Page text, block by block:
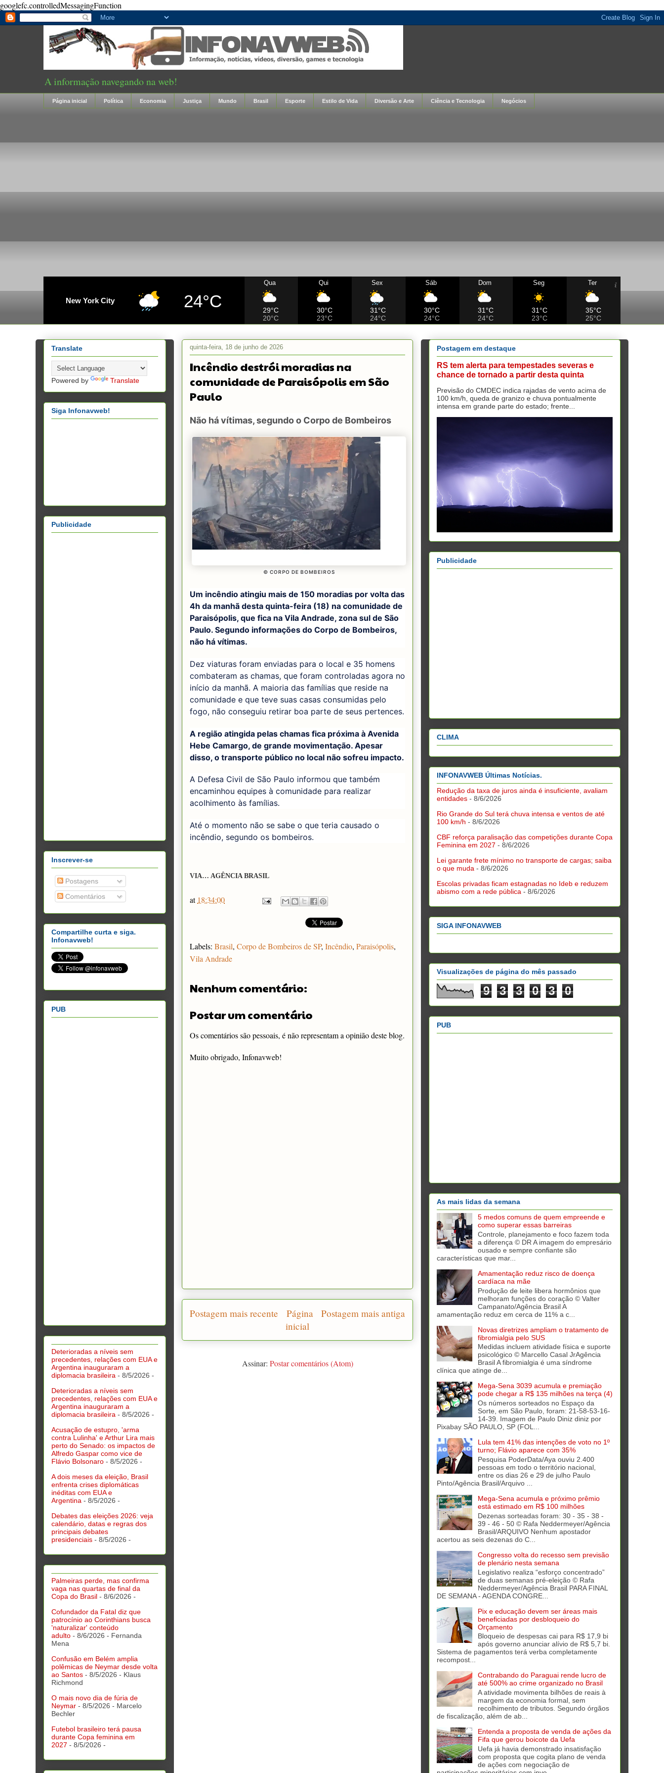
googlefc.controlledMessagingFunction
A informação navegando na web!
Página inicial Política Economia Justiça Mundo Brasil Esporte Estilo de Vida Diversão e Arte Ciência e Tecnologia Negócios
New York City 24°C
Qua
29°C
20°C
Qui
30°C
23°C
Sex
31°C
24°C
Sáb
30°C
24°C
Dom
31°C
24°C
Seg
31°C
23°C
Ter
35°C
25°C
quinta-feira, 18 de junho de 2026
Incêndio destrói moradias na
comunidade de Paraisópolis em São
Paulo
Não há vítimas, segundo o Corpo de Bombeiros
© CORPO DE BOMBEIROS
Um incêndio atingiu mais de 150 moradias por volta das
4h da manhã desta quinta-feira (18) na comunidade de
Paraisópolis, que fica na Vila Andrade, zona sul de São
Paulo. Segundo informações do Corpo de Bombeiros,
não há vítimas.
Dez viaturas foram enviadas para o local e 35 homens
combateram as chamas, que foram controladas agora no
início da manhã. A maioria das famílias que reside na
comunidade e que teve suas casas consumidas pelo
fogo, não conseguiu retirar boa parte de seus pertences.
A região atingida pelas chamas fica próxima à Avenida
Hebe Camargo, de grande movimentação. Apesar
disso, o transporte público no local não sofreu impacto.
A Defesa Civil de São Paulo informou que também
encaminhou equipes à comunidade para realizar
acolhimento às famílias.
Até o momento não se sabe o que teria causado o
incêndio, segundo os bombeiros.
VIA… AGÊNCIA BRASIL
at 18:34:00
Labels: Brasil, Corpo de Bombeiros de SP, Incêndio, Paraisópolis,
Vila Andrade
Nenhum comentário:
Postar um comentário
Os comentários são pessoais, é não representam a opinião deste blog.
Muito obrigado, Infonavweb!
Postagem mais recente Postagem mais antiga
Página
inicial
Assinar: Postar comentários (Atom)
Translate
Powered by Translate
Siga Infonavweb!
Publicidade
Inscrever-se
Postagens
Comentários
Compartilhe curta e siga.
Infonavweb!
PUB
Deterioradas a níveis sem
precedentes, relações com EUA e
Argentina inauguraram a
diplomacia brasileira - 8/5/2026 -
Deterioradas a níveis sem
precedentes, relações com EUA e
Argentina inauguraram a
diplomacia brasileira - 8/5/2026 -
Acusação de estupro, 'arma
contra Lulinha' e Arthur Lira mais
perto do Senado: os impactos de
Alfredo Gaspar como vice de
Flávio Bolsonaro - 8/5/2026 -
A dois meses da eleição, Brasil
enfrenta crises diplomáticas
inéditas com EUA e
Argentina - 8/5/2026 -
Debates das eleições 2026: veja
calendário, datas e regras dos
principais debates
presidenciais - 8/5/2026 -
Palmeiras perde, mas confirma
vaga nas quartas de final da
Copa do Brasil - 8/6/2026 -
Cofundador da Fatal diz que
patrocínio ao Corinthians busca
'naturalizar' conteúdo
adulto - 8/6/2026 - Fernanda
Mena
Confusão em Belém amplia
polêmicas de Neymar desde volta
ao Santos - 8/5/2026 - Klaus
Richmond
O mais novo dia de fúria de
Neymar - 8/5/2026 - Marcelo
Bechler
Futebol brasileiro terá pausa
durante Copa feminina em
2027 - 8/5/2026 -
Postagem em destaque
RS tem alerta para tempestades severas e
chance de tornado a partir desta quinta
Previsão do CMDEC indica rajadas de vento acima de
100 km/h, queda de granizo e chuva pontualmente
intensa em grande parte do estado; frente...
Publicidade
CLIMA
INFONAVWEB Últimas Notícias.
Redução da taxa de juros ainda é insuficiente, avaliam
entidades - 8/6/2026
Rio Grande do Sul terá chuva intensa e ventos de até
100 km/h - 8/6/2026
CBF reforça paralisação das competições durante Copa
Feminina em 2027 - 8/6/2026
Lei garante frete mínimo no transporte de cargas; saiba
o que muda - 8/6/2026
Escolas privadas ficam estagnadas no Ideb e reduzem
abismo com a rede pública - 8/6/2026
SIGA INFONAVWEB
Visualizações de página do mês passado
9 3 3 0 3 0
PUB
As mais lidas da semana
5 medos comuns de quem empreende e
como superar essas barreiras
Controle, planejamento e foco fazem toda
a diferença © DR A imagem do empresário
ousado e sempre confiante são
características que mar...
Amamentação reduz risco de doença
cardíaca na mãe
Produção de leite libera hormônios que
melhoram funções do coração © Valter
Campanato/Agência Brasil A
amamentação reduz em cerca de 11% a c...
Novas diretrizes ampliam o tratamento de
fibromialgia pelo SUS
Medidas incluem atividade física e suporte
psicológico © Marcello Casal JrAgência
Brasil A fibromialgia é uma síndrome
clínica que atinge de...
Mega-Sena 3039 acumula e premiação
pode chegar a R$ 135 milhões na terça (4)
Os números sorteados no Espaço da
Sorte, em São Paulo, foram: 21-58-53-16-
14-39. Imagem de Paulo Diniz diniz por
Pixabay SÃO PAULO, SP (FOL...
Lula tem 41% das intenções de voto no 1º
turno; Flávio aparece com 35%
Pesquisa PoderData/Aya ouviu 2.400
pessoas em todo o território nacional,
entre os dias 26 e 29 de julho Paulo
Pinto/Agência Brasil/Arquivo ...
Mega-Sena acumula e próximo prêmio
está estimado em R$ 100 milhões
Dezenas sorteadas foram: 30 - 35 - 38 -
39 - 46 - 50 © Rafa Neddermeyer/Agência
Brasil/ARQUIVO Nenhum apostador
acertou as seis dezenas do C...
Congresso volta do recesso sem previsão
de plenário nesta semana
Legislativo realiza “esforço concentrado”
de duas semanas pré-eleição © Rafa
Neddermeyer/Agência Brasil PARA FINAL
DE SEMANA - AGENDA CONGRE...
Pix e educação devem ser áreas mais
beneficiadas por desbloqueio do
Orçamento
Bloqueio de despesas cai para R$ 17,9 bi
após governo anunciar alívio de R$ 5,7 bi.
Sistema de pagamentos terá verba completamente
recompost...
Contrabando do Paraguai rende lucro de
até 500% ao crime organizado no Brasil
A atividade movimenta bilhões de reais à
margem da economia formal, sem
recolhimento de tributos. Segundo órgãos
de fiscalização, além de ab...
Entenda a proposta de venda de ações da
Fifa que gerou boicote da Uefa
Uefa já havia demonstrado insatisfação
com proposta que cogita plano de venda
de ações com negociação de